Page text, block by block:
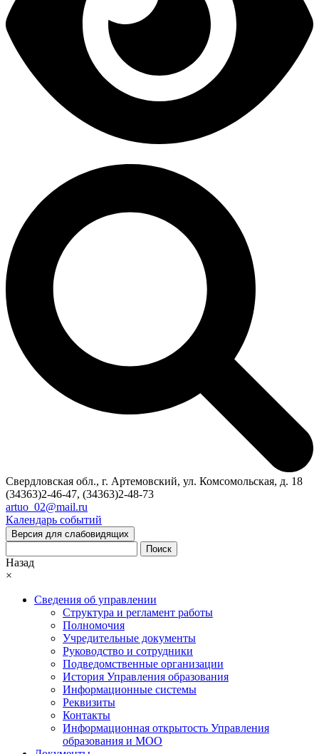
Свердловская обл., г. Артемовский, ул. Комсомольская, д. 18
(34363)2-46-47, (34363)2-48-73
artuo_02@mail.ru
Календарь событий
Версия для слабовидящих
Поиск
Назад
×
Сведения об управлении
Структура и регламент работы
Полномочия
Учредительные документы
Руководство и сотрудники
Подведомственные организации
История Управления образования
Информационные системы
Реквизиты
Контакты
Информационная открытость Управления
образования и МОО